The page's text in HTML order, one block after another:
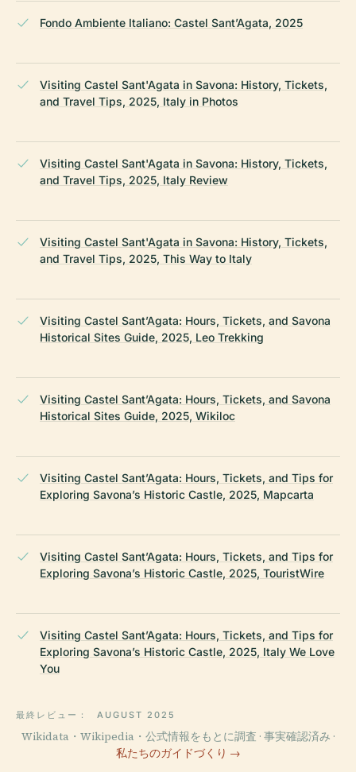
Fondo Ambiente Italiano: Castel Sant’Agata, 2025
Visiting Castel Sant'Agata in Savona: History, Tickets,
and Travel Tips, 2025, Italy in Photos
Visiting Castel Sant'Agata in Savona: History, Tickets,
and Travel Tips, 2025, Italy Review
Visiting Castel Sant'Agata in Savona: History, Tickets,
and Travel Tips, 2025, This Way to Italy
Visiting Castel Sant’Agata: Hours, Tickets, and Savona
Historical Sites Guide, 2025, Leo Trekking
Visiting Castel Sant’Agata: Hours, Tickets, and Savona
Historical Sites Guide, 2025, Wikiloc
Visiting Castel Sant’Agata: Hours, Tickets, and Tips for
Exploring Savona’s Historic Castle, 2025, Mapcarta
Visiting Castel Sant’Agata: Hours, Tickets, and Tips for
Exploring Savona’s Historic Castle, 2025, TouristWire
Visiting Castel Sant’Agata: Hours, Tickets, and Tips for
Exploring Savona’s Historic Castle, 2025, Italy We Love
You
最終レビュー： AUGUST 2025
Wikidata・Wikipedia・公式情報をもとに調査 · 事実確認済み ·
私たちのガイドづくり →